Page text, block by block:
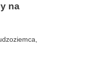
na